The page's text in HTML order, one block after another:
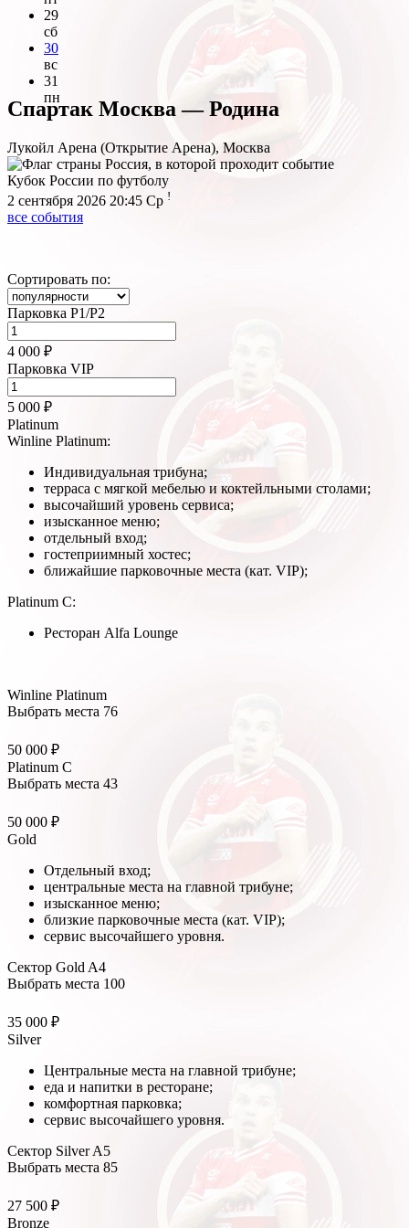
29
сб
30
вс
31
пн
Спартак Москва — Родина
Лукойл Арена (Открытие Арена), Москва
Кубок России по футболу
2 сентября 2026 20:45 Ср !
все события
Сортировать по:
Парковка P1/P2
4 000 ₽
Парковка VIP
5 000 ₽
Platinum
Winline Platinum:
Индивидуальная трибуна;
терраса с мягкой мебелью и коктейльными столами;
высочайший уровень сервиса;
изысканное меню;
отдельный вход;
гостеприимный хостес;
ближайшие парковочные места (кат. VIP);
Platinum C:
Ресторан Alfa Lounge
Winline Platinum
Выбрать места 76
50 000 ₽
Platinum C
Выбрать места 43
50 000 ₽
Gold
Отдельный вход;
центральные места на главной трибуне;
изысканное меню;
близкие парковочные места (кат. VIP);
сервис высочайшего уровня.
Сектор Gold A4
Выбрать места 100
35 000 ₽
Silver
Центральные места на главной трибуне;
еда и напитки в ресторане;
комфортная парковка;
сервис высочайшего уровня.
Сектор Silver A5
Выбрать места 85
27 500 ₽
Bronze